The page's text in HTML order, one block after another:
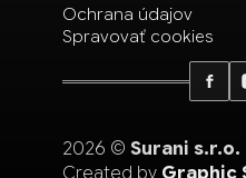
Ochrana údajov
Spravovať cookies
2026 © Surani s.r.o.